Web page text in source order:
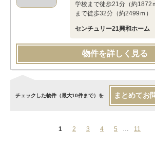
学校まで徒歩21分（約1872
まで徒歩32分（約2499ｍ）
センチュリー21興和ホーム
物件を詳しく見る
チェックした物件（最大10件まで）を まとめてお
1 2 3 4 5 … 11